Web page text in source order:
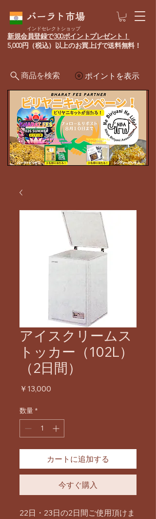
バーラト市場
ポイントを表示
新規会員登録で300ポイントプレゼント！
5,000円（税込）以上のお買上げで送料無料！
インドセレクトショップ
商品を検索
アイスクリームス
トッカー（102L）
（2日間）
￥13,000
数量 *
カートに追加する
今すぐ購入
22日・23日の2日間ご使用頂けま